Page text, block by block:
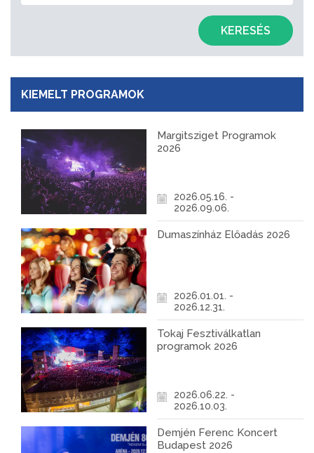
KERESÉS
KIEMELT PROGRAMOK
Margitsziget Programok
2026
2026.05.16. -
2026.09.06.
Dumaszínház Előadás 2026
2026.01.01. -
2026.12.31.
Tokaj Fesztiválkatlan
programok 2026
2026.06.22. -
2026.10.03.
Demjén Ferenc Koncert
Budapest 2026